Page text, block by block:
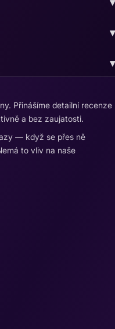
▾
▾
Přinášíme detailní recenze
a bez zaujatosti.
— když se přes ně
to vliv na naše